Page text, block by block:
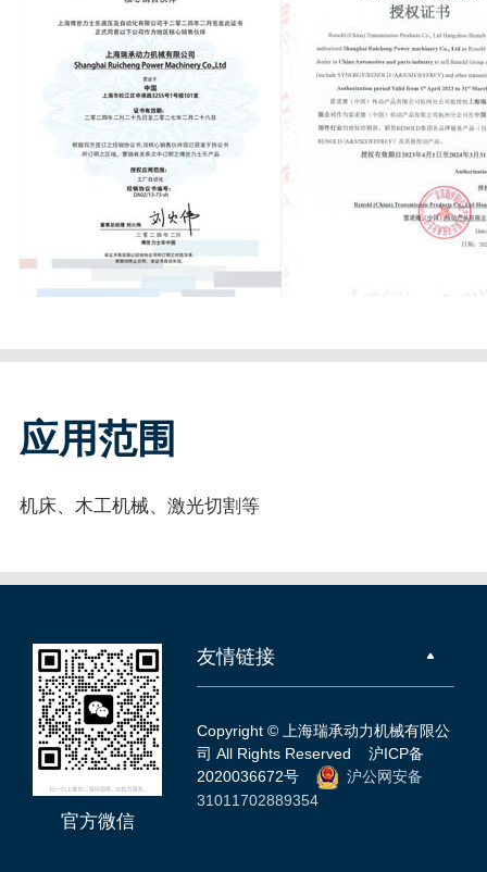
应用范围
机床、木工机械、激光切割等
官方微信
友情链接
Copyright © 上海瑞承动力机械有限公
司 All Rights Reserved沪ICP备
2020036672号
沪公网安备
31011702889354